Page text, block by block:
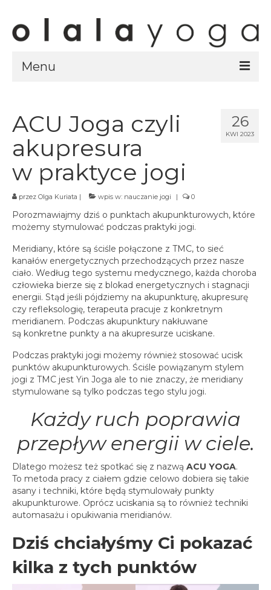
Menu
ubrania olalayoga
Olala Studio
Szczecin
Kursy
Grafik
spotkania online
Blog
artykuły i video
Zaloguj
26
KWI 2023
ACU Joga czyli
akupresura
w praktyce jogi
przez Olga Kuriata | wpis w: nauczanie jogi | 0
Porozmawiajmy dziś o punktach akupunkturowych, które
możemy stymulować podczas praktyki jogi.
Meridiany, które są ściśle połączone z TMC, to sieć
kanałów energetycznych przechodzących przez nasze
ciało. Według tego systemu medycznego, każda choroba
człowieka bierze się z blokad energetycznych i stagnacji
energii. Stąd jeśli pójdziemy na akupunkturę, akupresurę
czy refleksologię, terapeuta pracuje z konkretnym
meridianem. Podczas akupunktury nakłuwane
są konkretne punkty a na akupresurze uciskane.
Podczas praktyki jogi możemy również stosować ucisk
punktów akupunkturowych. Ściśle powiązanym stylem
jogi z TMC jest Yin Joga ale to nie znaczy, że meridiany
stymulowane są tylko podczas tego stylu jogi.
Każdy ruch poprawia
przepływ energii w ciele.
Dlatego możesz też spotkać się z nazwą ACU YOGA.
To metoda pracy z ciałem gdzie celowo dobiera się takie
asany i techniki, które będą stymulowały punkty
akupunkturowe. Oprócz uciskania są to również techniki
automasażu i opukiwania meridianów.
Dziś chciałyśmy Ci pokazać
kilka z tych punktów